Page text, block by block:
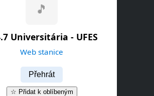
🎵
Universitária - UFES
Web stanice
Přehrát
☆ Přidat k oblíbeným